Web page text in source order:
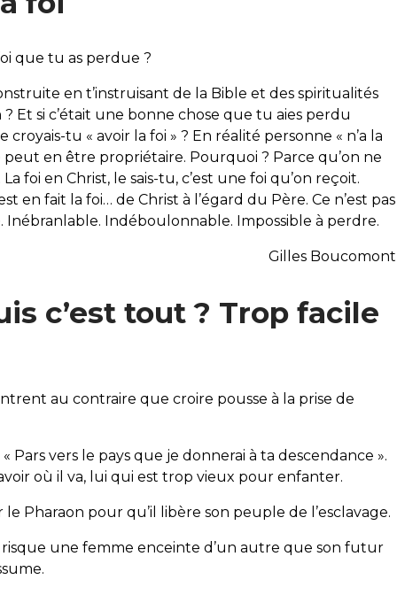
que tu as perdue ?
en t’instruisant de la Bible et des spiritualités
Et si c’était une bonne chose que tu aies perdu
croyais-tu « avoir la foi » ? En réalité personne « n’a la
peut en être propriétaire. Pourquoi ? Parce qu’on ne
foi en Christ, le sais-tu, c’est une foi qu’on reçoit.
en fait la foi… de Christ à l’égard du Père. Ce n’est pas
Inébranlable. Indéboulonnable. Impossible à perdre.
Gilles Boucomont
c’est tout ? Trop facile
au contraire que croire pousse à la prise de
Pars vers le pays que je donnerai à ta descendance ».
où il va, lui qui est trop vieux pour enfanter.
Pharaon pour qu’il libère son peuple de l’esclavage.
risque une femme enceinte d’un autre que son futur